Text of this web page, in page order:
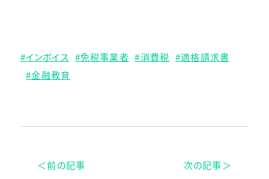
インボイス 免税事業者 消費税
適格請求書
金融教育
＜前の記事 次の記事＞